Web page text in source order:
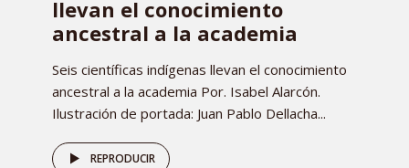
llevan el conocimiento
ancestral a la academia
Seis científicas indígenas llevan el conocimiento
ancestral a la academia Por. Isabel Alarcón.
Ilustración de portada: Juan Pablo Dellacha...
REPRODUCIR